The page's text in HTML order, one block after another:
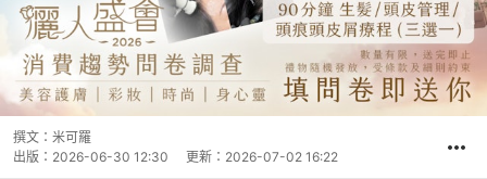
撰文： 米可羅
出版： 2026-06-30 12:30 更新： 2026-07-02 16:22